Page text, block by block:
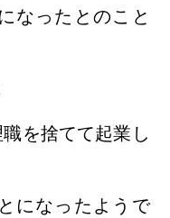
なったとのこと
を捨てて起業し
になったようで